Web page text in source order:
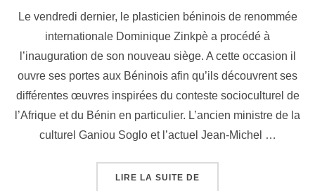
Le vendredi dernier, le plasticien béninois de renommée
internationale Dominique Zinkpè a procédé à
l’inauguration de son nouveau siège. A cette occasion il
ouvre ses portes aux Béninois afin qu’ils découvrent ses
différentes œuvres inspirées du conteste socioculturel de
l’Afrique et du Bénin en particulier. L’ancien ministre de la
culturel Ganiou Soglo et l’actuel Jean-Michel …
LIRE LA SUITE DE